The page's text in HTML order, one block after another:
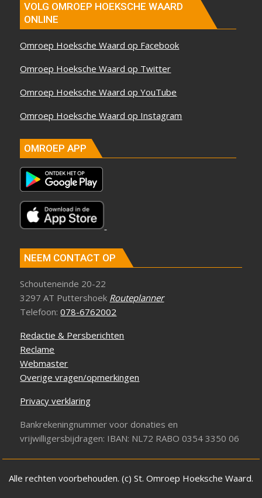
VOLG OMROEP HOEKSCHE WAARD
ONLINE
Omroep Hoeksche Waard op Facebook
Omroep Hoeksche Waard op Twitter
Omroep Hoeksche Waard op YouTube
Omroep Hoeksche Waard op Instagram
OMROEP APP
NEEM CONTACT OP
Schouteneinde 20-22
3297 AT Puttershoek Routeplanner
Telefoon:078-6762002
Redactie & Persberichten
Reclame
Webmaster
Overige vragen/opmerkingen
Privacy verklaring
Bankrekeningnummer voor donaties en
vrijwilligersbijdragen: IBAN: NL72 RABO 0354 3350 06
Alle rechten voorbehouden. (c) St. Omroep Hoeksche Waard.